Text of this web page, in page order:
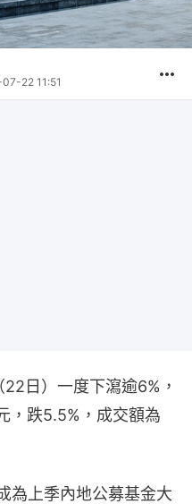
22 11:51
日）一度下瀉逾6%，
，跌5.5%，成交額為
為上季內地公募基金大